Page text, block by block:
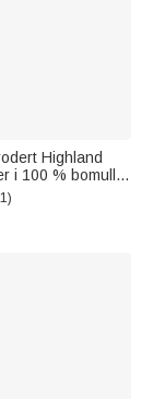
Highland
i 100 % bomull
med
til
elsker